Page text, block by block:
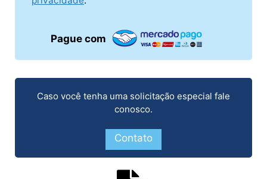
Pague com
Caso você tenha uma solicitação especial fale
conosco.
Contato